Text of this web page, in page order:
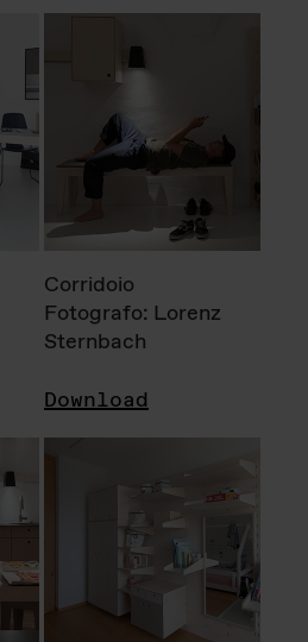
Corridoio
Fotografo: Lorenz
Sternbach
Download